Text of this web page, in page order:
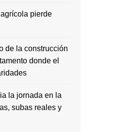
pierde
de la construcción
donde el
la jornada en la
subas reales y